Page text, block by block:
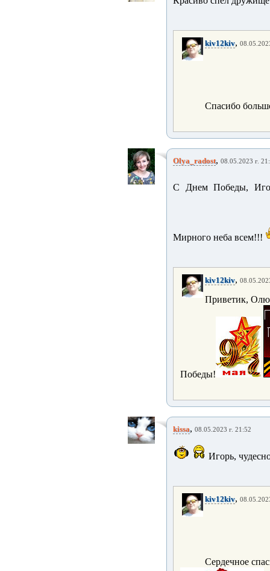
kiv12kiv,
Спасибо
Olya_radost, 08.05.2023 г.
С Днем Победы,
Мирного неба всем!!!
kiv12kiv,
Приветик,
Победы!
kissa, 08.05.2023 г. 21:52
Игорь,
kiv12kiv,
Сердечное